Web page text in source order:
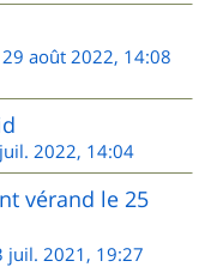
29 août 2022, 14:08
2022, 14:04
vérand le 25
juil. 2021, 19:27